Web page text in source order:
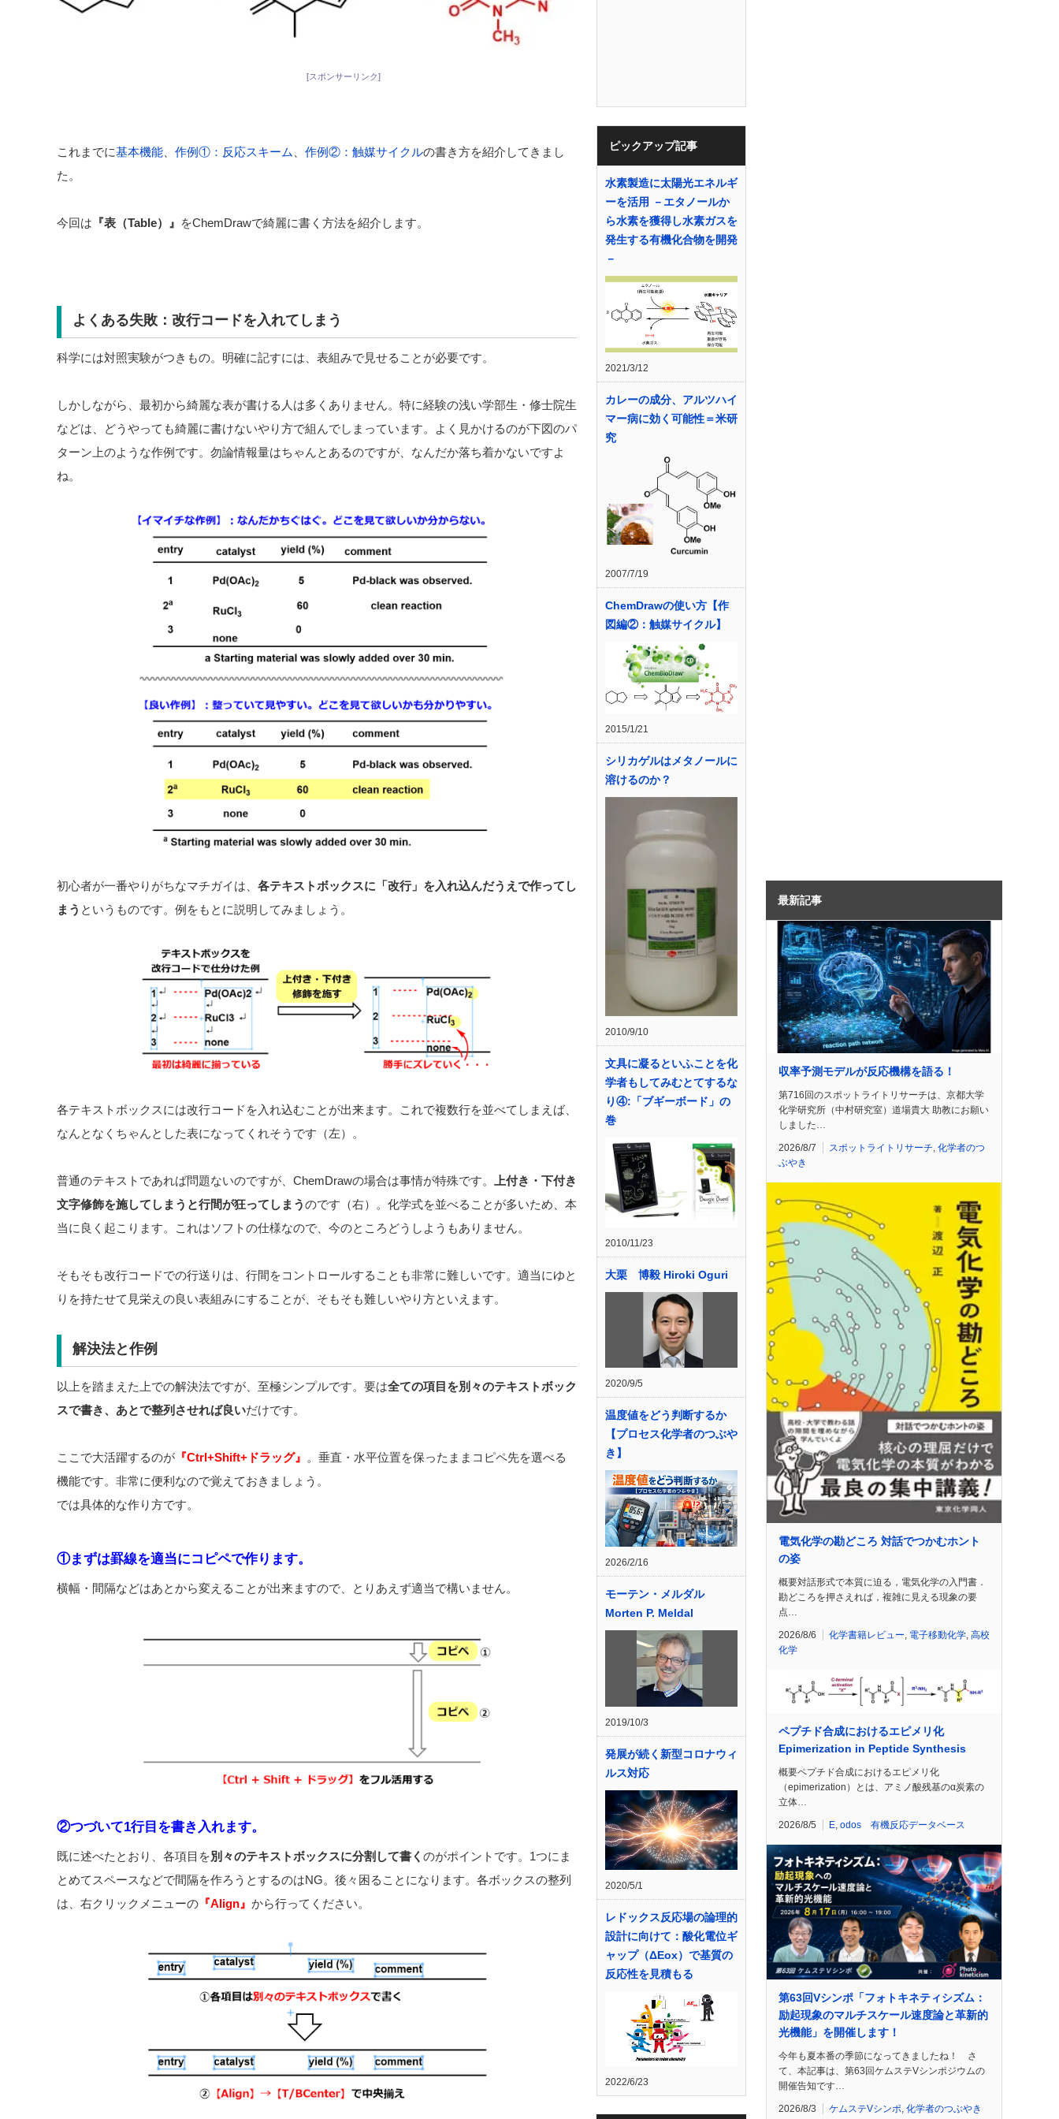
[スポンサーリンク]
これまでに基本機能 作例①：反応スキーム 作例②：触媒サイクルの書き方を紹介してきまし
た。
今回は 『表（Table）』 をChemDrawで綺麗に書く方法を紹介します。
よくある失敗：改行コードを入れてしまう
科学には対照実験がつきもの。明確に記すには、表組みで見せることが必要です。
しかしながら、最初から綺麗な表が書ける人は多くありません。特に経験の浅い学部生・修士院生
などは、どうやっても綺麗に書けないやり方で組んでしまっています。よく見かけるのが下図のパ
ターン上のような作例です。勿論情報量はちゃんとあるのですが、なんだか落ち着かないですよ
ね。
初心者が一番やりがちなマチガイは、 各テキストボックスに「改行」を入れ込んだうえで作ってし
まう というものです。例をもとに説明してみましょう。
各テキストボックスには改行コードを入れ込むことが出来ます。これで複数行を並べてしまえば、
なんとなくちゃんとした表になってくれそうです（左）。
普通のテキストであれば問題ないのですが、ChemDrawの場合は事情が特殊です。
上付き・下付き
文字修飾を施してしまうと行間が狂ってしまうのです（右）。化学式を並べることが多いため、本
当に良く起こります。これはソフトの仕様なので、今のところどうしようもありません。
そもそも改行コードでの行送りは、行間をコントロールすることも非常に難しいです。適当にゆと
りを持たせて見栄えの良い表組みにすることが、そもそも難しいやり方といえます。
解決法と作例
以上を踏まえた上での解決法ですが、至極シンプルです。要は全ての項目を別々のテキストボック
スで書き、あとで整列させれば良いだけです。
ここで大活躍するのが 『Ctrl+Shift+ドラッグ』 。垂直・水平位置を保ったままコピペ先を選べる
機能です。非常に便利なので覚えておきましょう。
では具体的な作り方です。
①まずは罫線を適当にコピペで作ります。
横幅・間隔などはあとから変えることが出来ますので、とりあえず適当で構いません。
②つづいて1行目を書き入れます。
既に述べたとおり、各項目を別々のテキストボックスに分割して書く のがポイントです。1つにま
とめてスペースなどで間隔を作ろうとするのはNG。後々困ることになります。各ボックスの整列
は、右クリックメニューの 『Align』 から行ってください。
ピックアップ記事
水素製造に太陽光エネルギ
ーを活用 －エタノールか
ら水素を獲得し水素ガスを
発生する有機化合物を開発
－
2021/3/12
カレーの成分、アルツハイ
マー病に効く可能性＝米研
究
2007/7/19
ChemDrawの使い方【作
図編②：触媒サイクル】
2015/1/21
シリカゲルはメタノールに
溶けるのか？
2010/9/10
文具に凝るといふことを化
学者もしてみむとてするな
り④:「ブギーボード」の
巻
2010/11/23
大栗 博毅 Hiroki Oguri
2020/9/5
温度値をどう判断するか
【プロセス化学者のつぶや
き】
2026/2/16
モーテン・メルダル
Morten P. Meldal
2019/10/3
発展が続く新型コロナウィ
ルス対応
2020/5/1
レドックス反応場の論理的
設計に向けて：酸化電位ギ
ャップ（ΔEox）で基質の
反応性を見積もる
2022/6/23
最新記事
収率予測モデルが反応機構を語る！
第716回のスポットライトリサーチは、京都大学
化学研究所（中村研究室）道場貴大 助教にお願い
しました…
2026/8/7 スポットライトリサーチ 化学者のつ
ぶやき
電気化学の勘どころ 対話でつかむホント
の姿
概要対話形式で本質に迫る，電気化学の入門書．
勘どころを押さえれば，複雑に見える現象の要
点…
2026/8/6 化学書籍レビュー 電子移動化学 高校
化学
ペプチド合成におけるエピメリ化
Epimerization in Peptide Synthesis
概要ペプチド合成におけるエピメリ化
（epimerization）とは、アミノ酸残基のα炭素の
立体…
2026/8/5 E odos 有機反応データベース
第63回Vシンポ「フォトキネティシズム：
励起現象のマルチスケール速度論と革新的
光機能」を開催します！
今年も夏本番の季節になってきましたね！ さ
て、本記事は、第63回ケムステVシンポジウムの
開催告知です…
2026/8/3 ケムステVシンポ, 化学者のつぶやき